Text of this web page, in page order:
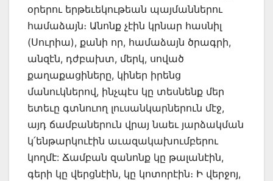
օրերու երթեւեկութեան պայմաններու
համաձայն։ Անոնք չէին կրնար հասնիլ
(Սուրիա), քանի որ, համաձայն ծրագրի,
անզէն, դժբախտ, մերկ, սոված
քաղաքացիները, կիներ իրենց
մանուկներով, ինչպէս կը տեսնենք մեր
ետեւը գտնուող լուսանկարներուն մէջ,
այդ ճամբաներուն վրայ նաեւ յարձակման
կ՛ենթարկուէին աւազակախումբերու
կողմէ: Ճամբան զանոնք կը թալանէին,
գերի կը վերցնէին, կը կոտորէին։ Ի վերջոյ,